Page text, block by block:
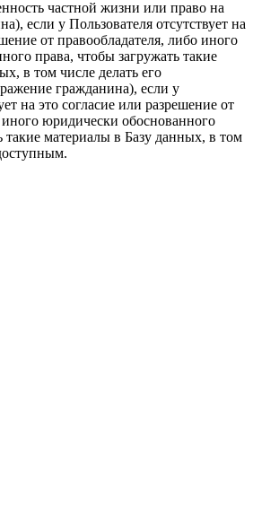
частной жизни или право на
если у Пользователя отсутствует на
от правообладателя, либо иного
права, чтобы загружать такие
в том числе делать его
гражданина), если у
на это согласие или разрешение от
иного юридически обоснованного
такие материалы в Базу данных, в том